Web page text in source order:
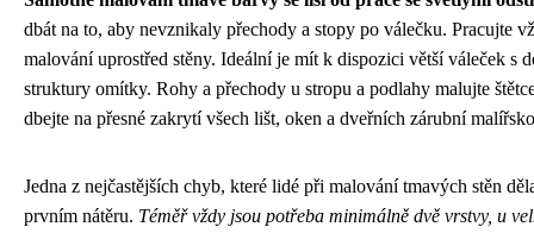
dbát na to, aby nevznikaly přechody a stopy po válečku. Pracujte
malování uprostřed stěny. Ideální je mít k dispozici větší váleček s
struktury omítky. Rohy a přechody u stropu a podlahy malujte
dbejte na přesné zakrytí všech lišt, oken a dveřních zárubní
Jedna z nejčastějších chyb, které lidé při malování tmavých stěn
prvním nátěru. Téměř vždy jsou potřeba minimálně dvě vrstvy, u